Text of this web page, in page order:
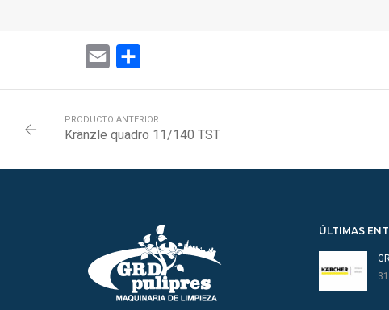
Email
PRODUCTO ANTERIOR
Kränzle quadro 11/140 TST
ÚLTIMAS